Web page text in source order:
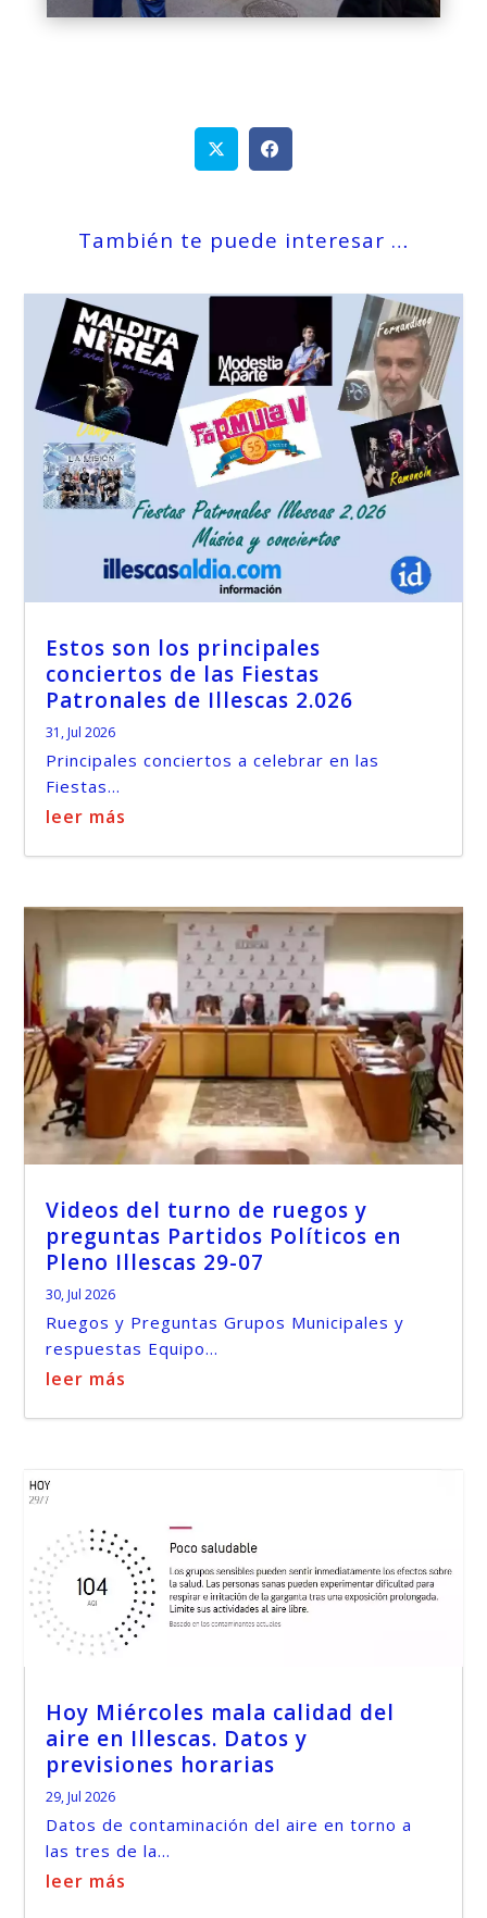
También te puede interesar …
Estos son los principales
conciertos de las Fiestas
Patronales de Illescas 2.026
31, Jul 2026
Principales conciertos a celebrar en las
Fiestas...
leer más
Videos del turno de ruegos y
preguntas Partidos Políticos en
Pleno Illescas 29-07
30, Jul 2026
Ruegos y Preguntas Grupos Municipales y
respuestas Equipo...
leer más
Hoy Miércoles mala calidad del
aire en Illescas. Datos y
previsiones horarias
29, Jul 2026
Datos de contaminación del aire en torno a
las tres de la...
leer más